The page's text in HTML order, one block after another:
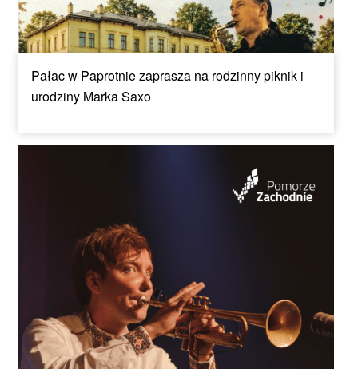
Pałac w Paprotnie zaprasza na rodzinny piknik i
urodziny Marka Saxo